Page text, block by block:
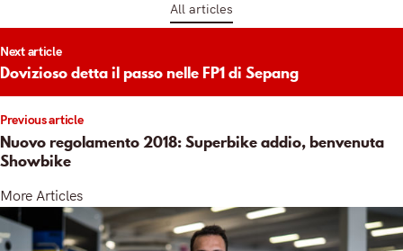
All articles
Previous article
Nuovo regolamento 2018: Superbike addio, benvenuta
Showbike
Next article
Dovizioso detta il passo nelle FP1 di Sepang
More Articles